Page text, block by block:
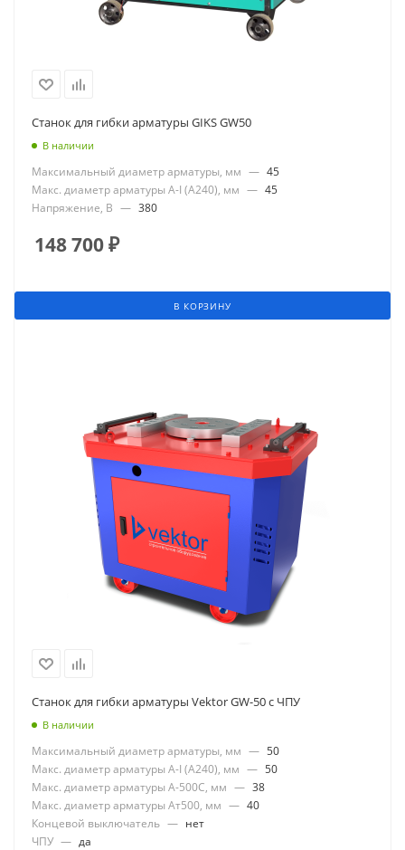
Станок для гибки арматуры GIKS GW50
В наличии
Максимальный диаметр арматуры, мм — 45
Макс. диаметр арматуры А-I (А240), мм — 45
Напряжение, В — 380
148 700₽
В КОРЗИНУ
Станок для гибки арматуры Vektor GW-50 с ЧПУ
В наличии
Максимальный диаметр арматуры, мм — 50
Макс. диаметр арматуры А-I (А240), мм — 50
Макс. диаметр арматуры А-500С, мм — 38
Макс. диаметр арматуры Ат500, мм — 40
Концевой выключатель — нет
ЧПУ — да